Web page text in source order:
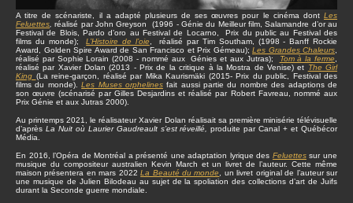
A titre de scénariste, il a adapté plusieurs de ses œuvres pour le cinéma dont Les
Feluettes réalisé par John Greyson (1996 - Génie du Meilleur film, Salamandre d’or au
Festival de Blois, Pardo d’oro au Festival de Locarno, Prix du public au Festival des
films du monde);L’Histoire de l’oie , réalisé par Tim Southam, (1998 - Banff Rockie
Award, Golden Spire Award de San Francisco et Prix Gémeau); Les Grandes Chaleurs
réalisé par Sophie Lorain (2008 - nommé aux Génies et aux Jutras);
Tom à la ferme
réalisé par Xavier Dolan (2013 - Prix de la critique à la Mostra de Venise) et The Girl
King (La reine-garçon, réalisé par Mika Kaurismäki (2015- Prix du public, Festival des
films du monde).Les Muses orphelinesfait aussi partie du nombre des adaptions de
son œuvre (scénarisé par Gilles Desjardins et réalisé par Robert Favreau, nommé aux
Prix Génie et aux Jutras 2000).
Au printemps 2021, le réalisateur Xavier Dolan réalisait sa première minisérie télévisuelle
d’après La Nuit où Laurier Gaudreault s’est réveillé,produite par Canal + et Québécor
Média.
En 2016, l’Opéra de Montréal a présenté une adaptation lyrique des Feluettessur une
musique du compositeur australien Kevin March et un livret de l’auteur. Cette même
maison présentera en mars 2022La Beauté du monde
, un livret original de l’auteur sur
une musique de Julien Bilodeau au sujet de la spoliation des collections d’art de Juifs
durant la Seconde guerre mondiale.